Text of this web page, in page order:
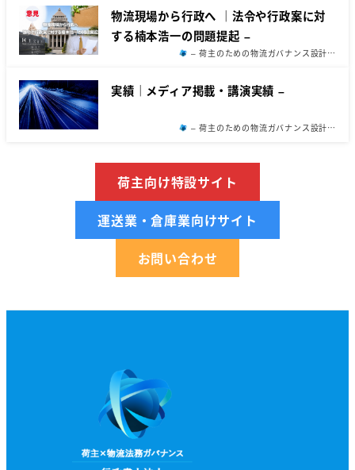
物流現場から行政へ ｜法令や行政案に対
する楠本浩一の問題提起 –
– 荷主のための物流ガバナンス設計…
実績｜メディア掲載・講演実績 –
– 荷主のための物流ガバナンス設計…
荷主向け特設サイト
運送業・倉庫業向けサイト
お問い合わせ